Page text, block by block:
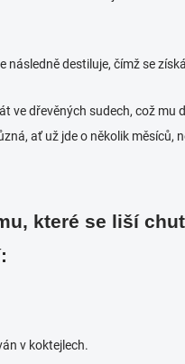
následně destiluje, čímž se
ve dřevěných sudech, což
ať už jde o několik měsíců,
které se liší
v koktejlech.